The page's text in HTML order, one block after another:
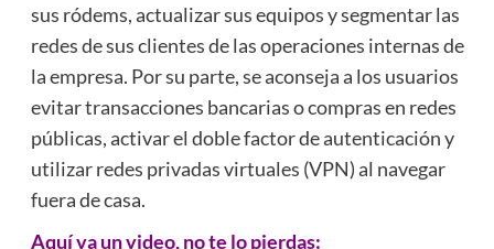
sus ródems, actualizar sus equipos y segmentar las
redes de sus clientes de las operaciones internas de
la empresa. Por su parte, se aconseja a los usuarios
evitar transacciones bancarias o compras en redes
públicas, activar el doble factor de autenticación y
utilizar redes privadas virtuales (VPN) al navegar
fuera de casa.
Aquí va un video, no te lo pierdas: